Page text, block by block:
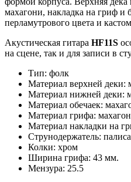
махагони, накладка на гриф и
перламутрового цвета и
Акустическая гитара HF11S
на сцене, так и для записи в
Тип: фолк
Материал верхней деки:
Материал нижней деки:
Материал обечаек:
Материал грифа:
Материал накладки на
Струнодержатель:
Колки: хром
Ширина грифа: 43 мм.
Мензура: 25.5